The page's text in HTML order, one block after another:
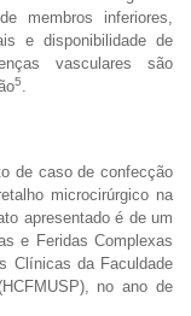
membros inferiores,
e disponibilidade de
vasculares são
5
de caso de confecção
microcirúrgico na
apresentado é de um
e Feridas Complexas
Clínicas da Faculdade
no ano de